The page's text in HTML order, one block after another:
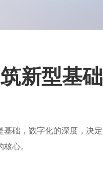
新型基
基础，数字化的深度，决
心。